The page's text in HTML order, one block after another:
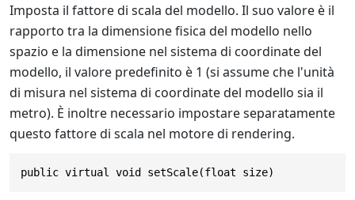
Imposta il fattore di scala del modello. Il suo valore è il
rapporto tra la dimensione fisica del modello nello
spazio e la dimensione nel sistema di coordinate del
modello, il valore predefinito è 1 (si assume che l'unità
di misura nel sistema di coordinate del modello sia il
metro). È inoltre necessario impostare separatamente
questo fattore di scala nel motore di rendering.
public virtual void setScale(float size)